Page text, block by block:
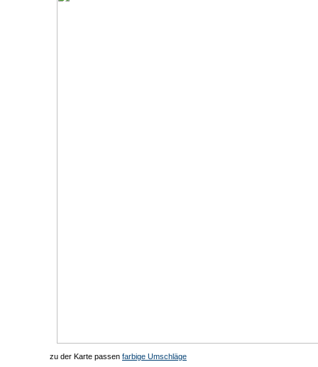
zu der Karte passen farbige Umschläge